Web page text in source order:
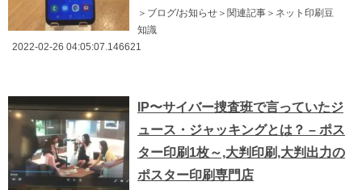
＞ブログ/お知らせ＞関連記事＞ネット印刷豆
知識
2022-02-26 04:05:07.146621
IP〜サイバー捜査班で言っていたジ
ュース・ジャッキングとは？ – ポス
ター印刷1枚～,大判印刷,大判出力の
ポスター印刷専門店